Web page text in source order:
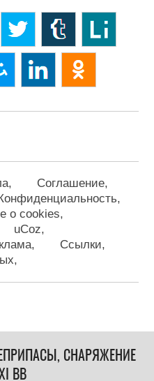
Соглашение
о cookies
uCoz
Ссылки
СНАРЯЖЕНИЕ
ВВ